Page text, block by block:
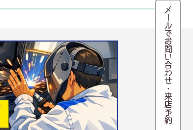
メールでお問い合わせ・来店予約